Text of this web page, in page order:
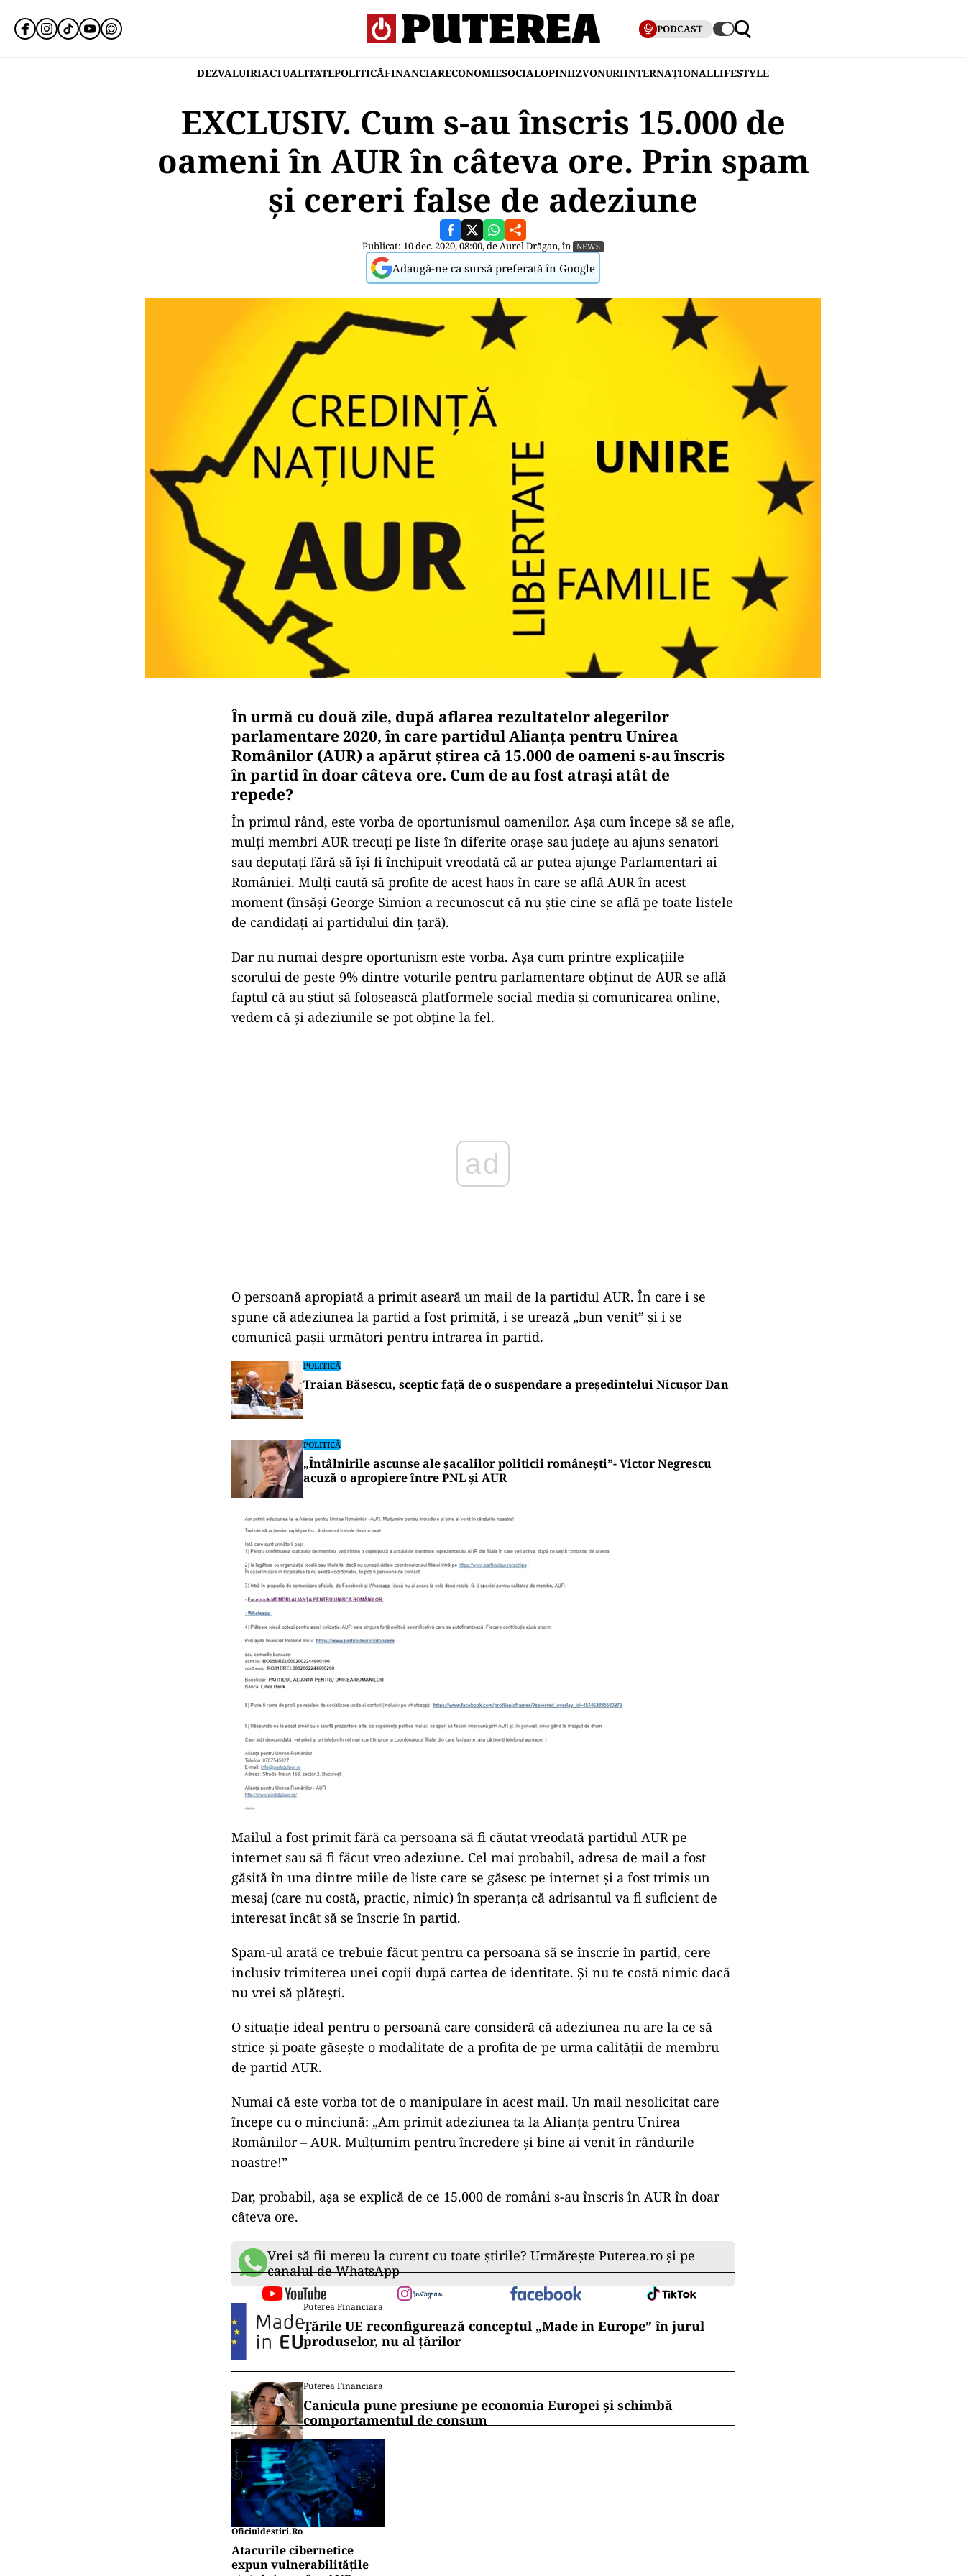
PODCAST
DEZVALUIRIACTUALITATEPOLITICĂFINANCIARECONOMIESOCIALOPINIIZVONURIINTERNAȚIONALLIFESTYLE
EXCLUSIV. Cum s-au înscris 15.000 de
oameni în AUR în câteva ore. Prin spam
și cereri false de adeziune
Publicat: 10 dec. 2020, 08:00, deAurel Drăgan, în NEWS
Adaugă-ne ca sursă preferată în Google
În urmă cu două zile, după aflarea rezultatelor alegerilor
parlamentare 2020, în care partidul Alianța pentru Unirea
Românilor (AUR) a apărut știrea că 15.000 de oameni s-au înscris
în partid în doar câteva ore. Cum de au fost atrași atât de
repede?
În primul rând, este vorba de oportunismul oamenilor. Așa cum începe să se afle,
mulți membri AUR trecuți pe liste în diferite orașe sau județe au ajuns senatori
sau deputați fără să își fi închipuit vreodată că ar putea ajunge Parlamentari ai
României. Mulți caută să profite de acest haos în care se află AUR în acest
moment (însăși George Simion a recunoscut că nu știe cine se află pe toate listele
de candidați ai partidului din țară).
Dar nu numai despre oportunism este vorba. Așa cum printre explicațiile
scorului de peste 9% dintre voturile pentru parlamentare obținut de AUR se află
faptul că au știut să folosească platformele social media și comunicarea online,
vedem că și adeziunile se pot obține la fel.
O persoană apropiată a primit aseară un mail de la partidul AUR. În care i se
spune că adeziunea la partid a fost primită, i se urează „bun venit” și i se
comunică pașii următori pentru intrarea în partid.
POLITICĂ
Traian Băsescu, sceptic față de o suspendare a președintelui Nicușor Dan
POLITICĂ
„Întâlnirile ascunse ale șacalilor politicii românești”- Victor Negrescu
acuză o apropiere între PNL și AUR
Mailul a fost primit fără ca persoana să fi căutat vreodată partidul AUR pe
internet sau să fi făcut vreo adeziune. Cel mai probabil, adresa de mail a fost
găsită în una dintre miile de liste care se găsesc pe internet și a fost trimis un
mesaj (care nu costă, practic, nimic) în speranța că adrisantul va fi suficient de
interesat încât să se înscrie în partid.
Spam-ul arată ce trebuie făcut pentru ca persoana să se înscrie în partid, cere
inclusiv trimiterea unei copii după cartea de identitate. Și nu te costă nimic dacă
nu vrei să plătești.
O situație ideal pentru o persoană care consideră că adeziunea nu are la ce să
strice și poate găsește o modalitate de a profita de pe urma calității de membru
de partid AUR.
Numai că este vorba tot de o manipulare în acest mail. Un mail nesolicitat care
începe cu o minciună: „Am primit adeziunea ta la Alianța pentru Unirea
Românilor – AUR. Mulțumim pentru încredere și bine ai venit în rândurile
noastre!”
Dar, probabil, așa se explică de ce 15.000 de români s-au înscris în AUR în doar
câteva ore.
Vrei să fii mereu la curent cu toate știrile? Urmărește Puterea.ro și pe
canalul de WhatsApp
Puterea Financiara
Țările UE reconfigurează conceptul „Made in Europe” în jurul
produselor, nu al țărilor
Puterea Financiara
Canicula pune presiune pe economia Europei și schimbă
comportamentul de consum
Oficiuldestiri.ro
Atacurile cibernetice
expun vulnerabilitățile